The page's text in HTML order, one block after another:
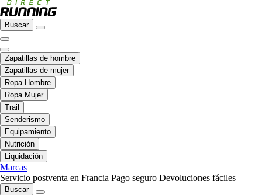
Buscar
Zapatillas de hombre
Zapatillas de mujer
Ropa Hombre
Ropa Mujer
Trail
Senderismo
Equipamiento
Nutrición
Liquidación
Marcas
Servicio postventa en Francia Pago seguro Devoluciones fáciles
Buscar